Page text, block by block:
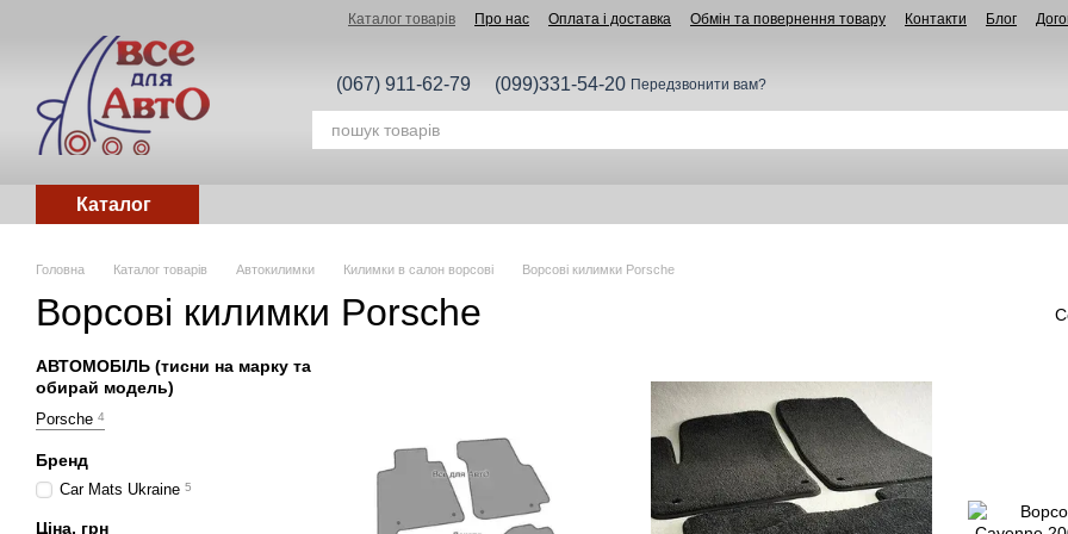
Каталог товарів Про нас Оплата і доставка Обмін та повернення товару Контакти Блог
(067) 911-62-79 (099)331-54-20 Передзвонити вам?
Каталог
Головна Каталог товарів Автокилимки Килимки в салон ворсові Ворсові килимки Porsche
Ворсові килимки Porsche
АВТОМОБІЛЬ (тисни на марку та
обирай модель)
Porsche 4
Бренд
Car Mats Ukraine 5
Ціна, грн